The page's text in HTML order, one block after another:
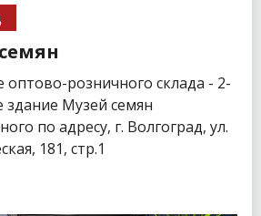
розничного склада - 2-
здание Музей семян
по адресу, г. Волгоград, ул.
181, стр.1